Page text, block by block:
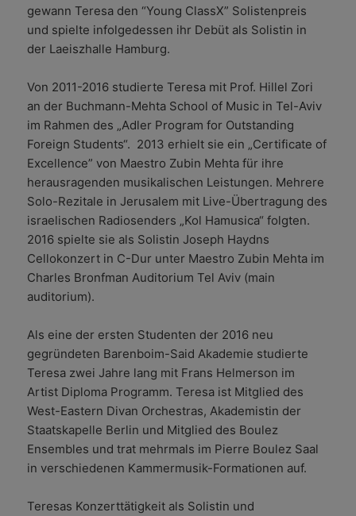
gewann Teresa den “Young ClassX” Solistenpreis
und spielte infolgedessen ihr Debüt als Solistin in
der Laeiszhalle Hamburg.
Von 2011-2016 studierte Teresa mit Prof. Hillel Zori
an der Buchmann-Mehta School of Music in Tel-Aviv
im Rahmen des „Adler Program for Outstanding
Foreign Students“. 2013 erhielt sie ein „Certificate of
Excellence” von Maestro Zubin Mehta für ihre
herausragenden musikalischen Leistungen. Mehrere
Solo-Rezitale in Jerusalem mit Live-Übertragung des
israelischen Radiosenders „Kol Hamusica“ folgten.
2016 spielte sie als Solistin Joseph Haydns
Cellokonzert in C-Dur unter Maestro Zubin Mehta im
Charles Bronfman Auditorium Tel Aviv (main
auditorium).
Als eine der ersten Studenten der 2016 neu
gegründeten Barenboim-Said Akademie studierte
Teresa zwei Jahre lang mit Frans Helmerson im
Artist Diploma Programm. Teresa ist Mitglied des
West-Eastern Divan Orchestras, Akademistin der
Staatskapelle Berlin und Mitglied des Boulez
Ensembles und trat mehrmals im Pierre Boulez Saal
in verschiedenen Kammermusik-Formationen auf.
Teresas Konzerttätigkeit als Solistin und